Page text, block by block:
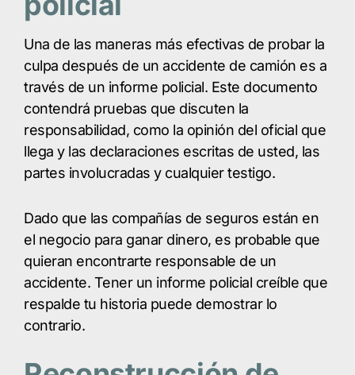
Una de las maneras más efectivas de probar la
culpa después de un accidente de camión es a
través de un informe policial. Este documento
contendrá pruebas que discuten la
responsabilidad, como la opinión del oficial que
llega y las declaraciones escritas de usted, las
partes involucradas y cualquier testigo.
Dado que las compañías de seguros están en
el negocio para ganar dinero, es probable que
quieran encontrarte responsable de un
accidente. Tener un informe policial creíble que
respalde tu historia puede demostrar lo
contrario.